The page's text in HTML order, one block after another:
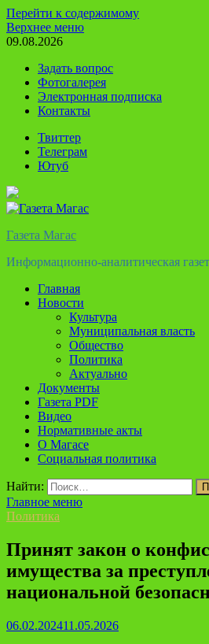
Перейти к содержимому
Верхнее меню
09.08.2026
Задать вопрос
Фотогалерея
Электронная подписка
Контакты
Твиттер
Телеграм
Ютуб
Газета Магас
Информационно-аналитическая
Главная
Новости
Культура
Муниципальная власть
Общество
Политика
Актуально
Документы
Газета PDF
Видео
Нормативные акты
О Магасе
Социальная политика
Найти:
Главное меню
Политика
Принят закон о
имущества за
национальной
06.02.202411.05.2026